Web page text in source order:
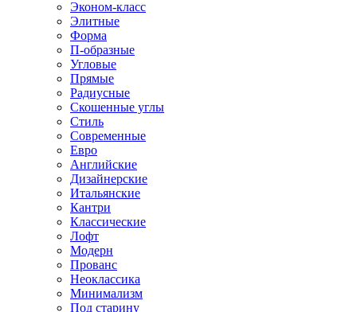
Эконом-класс
Элитные
Форма
П-образные
Угловые
Прямые
Радиусные
Скошенные углы
Стиль
Современные
Евро
Английские
Дизайнерские
Итальянские
Кантри
Классические
Лофт
Модерн
Прованс
Неоклассика
Минимализм
Под старину